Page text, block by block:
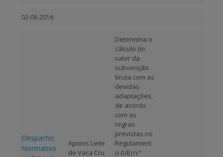
02-08-2016
Despacho
Normativo
Apoios Leite
de Vaca Cru
Determina o
cálculo do
valor da
subvenção
bruta com as
devidas
adaptações,
de acordo
com as
regras
previstas no
Regulament
o (UE) n.º